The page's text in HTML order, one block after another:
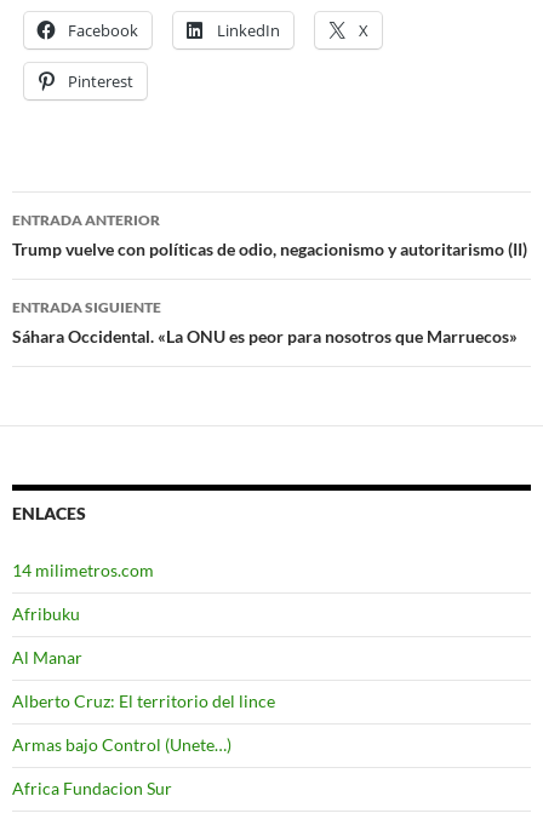
Facebook LinkedIn X
Pinterest
Navegación
de
entradas
ENTRADA ANTERIOR
Trump vuelve con políticas de odio, negacionismo y autoritarismo (II)
ENTRADA SIGUIENTE
Sáhara Occidental. «La ONU es peor para nosotros que Marruecos»
ENLACES
14 milimetros.com
Afribuku
Al Manar
Alberto Cruz: El territorio del lince
Armas bajo Control (Unete…)
Africa Fundacion Sur